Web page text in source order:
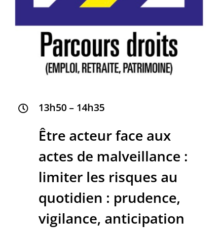
13h50 – 14h35
Être acteur face aux
actes de malveillance :
limiter les risques au
quotidien : prudence,
vigilance, anticipation